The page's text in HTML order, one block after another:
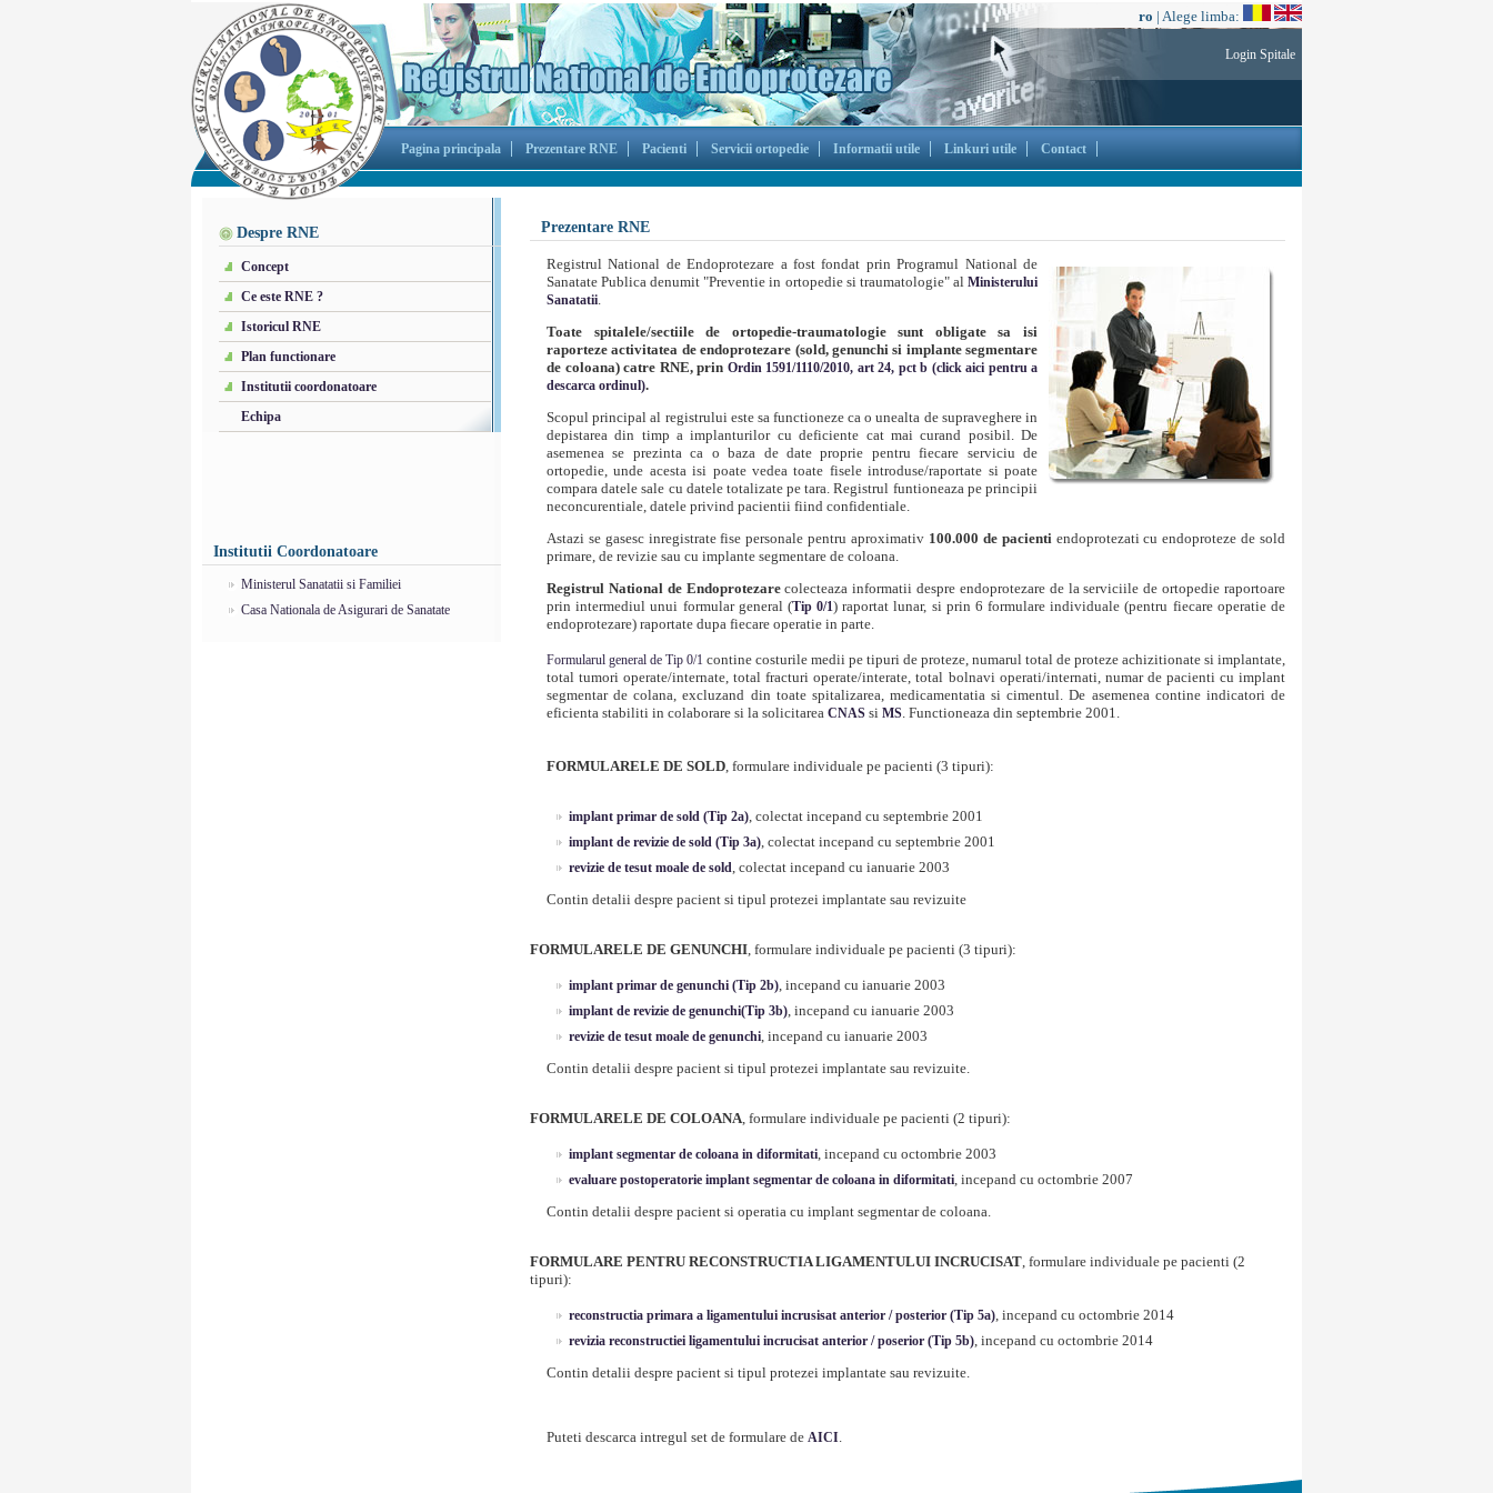
ro | Alege limba:
Login Spitale
Pagina principala Prezentare RNE Pacienti Servicii ortopedie Informatii utile Linkuri utile Contact
Despre RNE
Concept
Ce este RNE ?
Istoricul RNE
Plan functionare
Institutii coordonatoare
Echipa
Institutii Coordonatoare
Ministerul Sanatatii si Familiei
Casa Nationala de Asigurari de Sanatate
Prezentare RNE
Registrul National de Endoprotezare a fost fondat prin Programul National de
Sanatate Publica denumit "Preventie in ortopedie si traumatologie" al Ministerului
Sanatatii.
Toate spitalele/sectiile de ortopedie-traumatologie sunt obligate sa isi
raporteze activitatea de endoprotezare (sold, genunchi si implante segmentare
de coloana) catre RNE, prin Ordin 1591/1110/2010, art 24, pct b (click aici pentru a
descarca ordinul).
Scopul principal al registrului este sa functioneze ca o unealta de supraveghere in
depistarea din timp a implanturilor cu deficiente cat mai curand posibil. De
asemenea se prezinta ca o baza de date proprie pentru fiecare serviciu de
ortopedie, unde acesta isi poate vedea toate fisele introduse/raportate si poate
compara datele sale cu datele totalizate pe tara. Registrul funtioneaza pe principii
neconcurentiale, datele privind pacientii fiind confidentiale.
Astazi se gasesc inregistrate fise personale pentru aproximativ 100.000 de pacientiendoprotezati cu endoproteze de sold
primare, de revizie sau cu implante segmentare de coloana.
Registrul National de Endoprotezarecolecteaza informatii despre endoprotezare de la serviciile de ortopedie raportoare
prin intermediul unui formular general (Tip 0/1) raportat lunar, si prin 6 formulare individuale (pentru fiecare operatie de
endoprotezare) raportate dupa fiecare operatie in parte.
Formularul general de Tip 0/1 contine costurile medii pe tipuri de proteze, numarul total de proteze achizitionate si implantate,
total tumori operate/internate, total fracturi operate/interate, total bolnavi operati/internati, numar de pacienti cu implant
segmentar de colana, excluzand din toate spitalizarea, medicamentatia si cimentul. De asemenea contine indicatori de
eficienta stabiliti in colaborare si la solicitarea CNAS si MS. Functioneaza din septembrie 2001.
FORMULARELE DE SOLD, formulare individuale pe pacienti (3 tipuri):
implant primar de sold (Tip 2a), colectat incepand cu septembrie 2001
implant de revizie de sold (Tip 3a), colectat incepand cu septembrie 2001
revizie de tesut moale de sold, colectat incepand cu ianuarie 2003
Contin detalii despre pacient si tipul protezei implantate sau revizuite
FORMULARELE DE GENUNCHI, formulare individuale pe pacienti (3 tipuri):
implant primar de genunchi (Tip 2b), incepand cu ianuarie 2003
implant de revizie de genunchi(Tip 3b), incepand cu ianuarie 2003
revizie de tesut moale de genunchi, incepand cu ianuarie 2003
Contin detalii despre pacient si tipul protezei implantate sau revizuite.
FORMULARELE DE COLOANA, formulare individuale pe pacienti (2 tipuri):
implant segmentar de coloana in diformitati, incepand cu octombrie 2003
evaluare postoperatorie implant segmentar de coloana in diformitati, incepand cu octombrie 2007
Contin detalii despre pacient si operatia cu implant segmentar de coloana.
FORMULARE PENTRU RECONSTRUCTIA LIGAMENTULUI INCRUCISAT, formulare individuale pe pacienti (2
tipuri):
reconstructia primara a ligamentului incrusisat anterior / posterior (Tip 5a), incepand cu octombrie 2014
revizia reconstructiei ligamentului incrucisat anterior / poserior (Tip 5b), incepand cu octombrie 2014
Contin detalii despre pacient si tipul protezei implantate sau revizuite.
Puteti descarca intregul set de formulare de AICI.